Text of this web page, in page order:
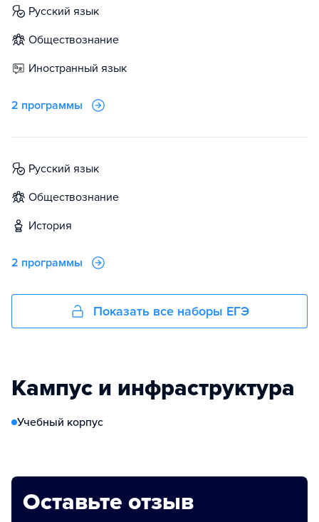
русский язык
обществознание
иностранный язык
2 программы
русский язык
обществознание
история
2 программы
Показать все наборы ЕГЭ
Кампус и инфраструктура
Учебный корпус
Оставьте отзыв